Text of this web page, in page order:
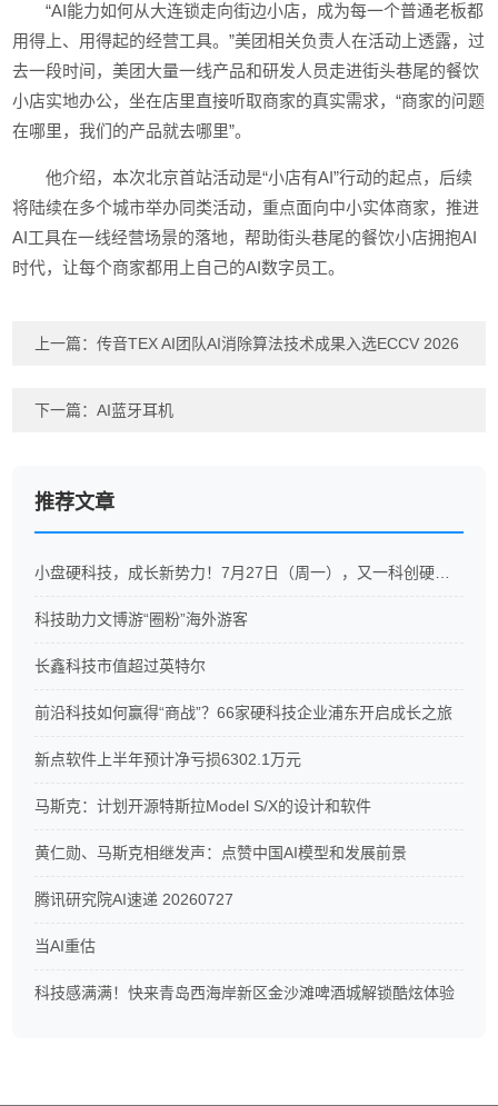
“AI能力如何从大连锁走向街边小店，成为每一个普通老板都
用得上、用得起的经营工具。”美团相关负责人在活动上透露，过
去一段时间，美团大量一线产品和研发人员走进街头巷尾的餐饮
小店实地办公，坐在店里直接听取商家的真实需求，“商家的问题
在哪里，我们的产品就去哪里”。
他介绍，本次北京首站活动是“小店有AI”行动的起点，后续
将陆续在多个城市举办同类活动，重点面向中小实体商家，推进
AI工具在一线经营场景的落地，帮助街头巷尾的餐饮小店拥抱AI
时代，让每个商家都用上自己的AI数字员工。
上一篇：传音TEX AI团队AI消除算法技术成果入选ECCV 2026
下一篇：AI蓝牙耳机
推荐文章
科技助力文博游“圈粉”海外游客
长鑫科技市值超过英特尔
前沿科技如何赢得“商战”？66家硬科技企业浦东开启成长之旅
新点软件上半年预计净亏损6302.1万元
马斯克：计划开源特斯拉Model S/X的设计和软件
黄仁勋、马斯克相继发声：点赞中国AI模型和发展前景
腾讯研究院AI速递 20260727
当AI重估
科技感满满！快来青岛西海岸新区金沙滩啤酒城解锁酷炫体验